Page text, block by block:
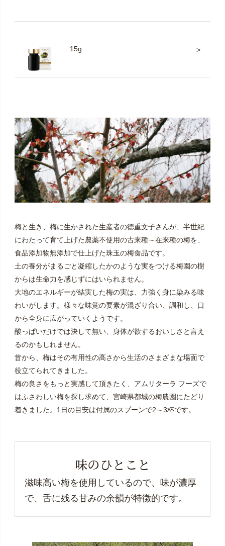
15g
梅と生き、梅に生かされた生産者の徳重文子さんが、半世紀
にわたって育て上げた農薬不使用の古来種～在来種の梅を、
食品添加物無添加で仕上げた珠玉の梅食品です。
土の養分がまるごと凝縮したかのような実をつける梅園の樹
からは生命力を感じずにはいられません。
大地のエネルギーが結実した梅の実は、力強く身に染みる味
わいがします。様々な味覚の要素が混ざり合い、調和し、口
から全身に広がっていくようです。
酸っぱいだけでは決して無い、身体が欲するおいしさと言え
るのかもしれません。
昔から、梅はその有用性の高さから生活のさまざまな場面で
役立てられてきました。
梅の良さをもっと実感して頂きたく、アムリターラ フーズで
はふさわしい梅を探し求めて、宮崎県都城の梅農園にたどり
着きました。1日の目安は付属のスプーンで2～3杯です。
味のひとこと
滋味高い梅を使用しているので、味が濃厚
で、舌に残る甘みの余韻が特徴的です。